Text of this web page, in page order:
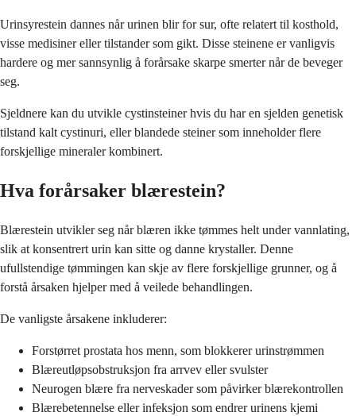
Urinsyrestein dannes når urinen blir for sur, ofte relatert til kosthold,
visse medisiner eller tilstander som gikt. Disse steinene er vanligvis
hardere og mer sannsynlig å forårsake skarpe smerter når de beveger
seg.
Sjeldnere kan du utvikle cystinsteiner hvis du har en sjelden genetisk
tilstand kalt cystinuri, eller blandede steiner som inneholder flere
forskjellige mineraler kombinert.
Hva forårsaker blærestein?
Blærestein utvikler seg når blæren ikke tømmes helt under vannlating,
slik at konsentrert urin kan sitte og danne krystaller. Denne
ufullstendige tømmingen kan skje av flere forskjellige grunner, og å
forstå årsaken hjelper med å veilede behandlingen.
De vanligste årsakene inkluderer:
Forstørret prostata hos menn, som blokkerer urinstrømmen
Blæreutløpsobstruksjon fra arrvev eller svulster
Neurogen blære fra nerveskader som påvirker blærekontrollen
Blærebetennelse eller infeksjon som endrer urinens kjemi